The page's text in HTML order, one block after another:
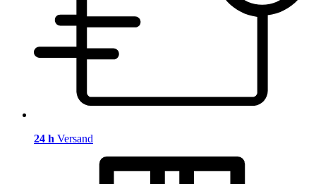
24 h Versand